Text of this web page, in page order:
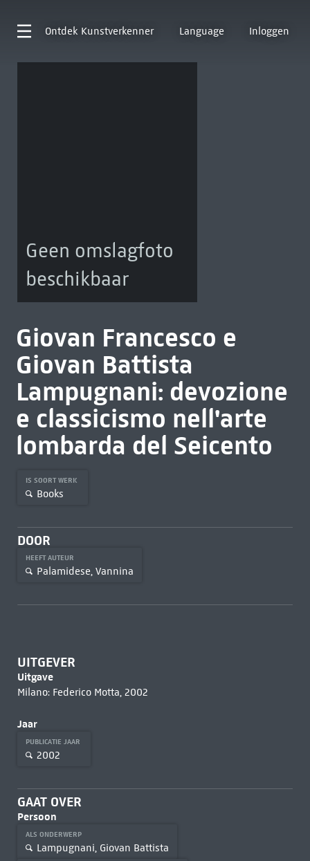
Ontdek Kunstverkenner Language Inloggen
Geen omslagfoto
beschikbaar
Giovan Francesco e
Giovan Battista
Lampugnani: devozione
e classicismo nell'arte
lombarda del Seicento
IS SOORT WERK
Books
DOOR
HEEFT AUTEUR
Palamidese, Vannina
UITGEVER
Uitgave
Milano: Federico Motta, 2002
Jaar
PUBLICATIE JAAR
2002
GAAT OVER
Persoon
ALS ONDERWERP
Lampugnani, Giovan Battista